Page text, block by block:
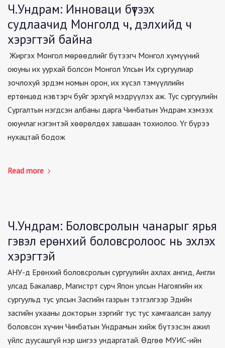
Ч.Ундрам: Инноваци бүтээх
судлаачид Монголд ч, дэлхийд ч
хэрэгтэй байна
Жиргэх Монгол мөрөөдлийг бүтээгч Монгол хүмүүний
оюуны их уурхай болсон Монгол Улсын Их сургуулиар
зочлохуй эрдэм номын орон, их хүсэл тэмүүллийн
ертөнцөд нэвтэрч буйг эрхгүй мэдрүүлэх аж. Тус сургуулийн
Сургалтын нэгдсэн албаны дарга Чинбатын Ундрам хэмээх
оюунлаг нэгэнтэй хөөрөлдөх завшаан тохиолоо. Үг бүрээ
нухацтай бодож
Read more
Ч.Ундрам: Боловсролын чанарыг ярья
гэвэл ерөнхий боловсролоос нь эхлэх
хэрэгтэй
АНУ-д Ерөнхий боловсролын сургуулийн ахлах ангид, Англи
улсад Бакалавр, Магистрт сурч Япон улсын Нагоягийн их
сургуульд тус улсын Засгийн газрын тэтгэлгээр Эдийн
засгийн ухааны докторын зэргийг тус тус хамгаалсан залуу
боловсон хүчин Чинбатын Ундрамын хийж бүтээсэн ажил
үйлс дуусашгүй нэр шигээ ундаргатай. Өдгөө МУИС-ийн